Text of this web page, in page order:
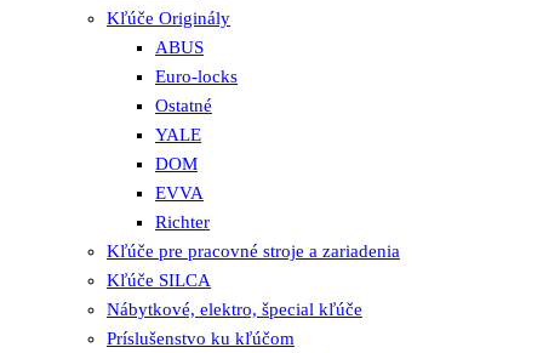
Kľúče Originály
ABUS
Euro-locks
Ostatné
YALE
DOM
EVVA
Richter
Kľúče pre pracovné stroje a zariadenia
Kľúče SILCA
Nábytkové, elektro, špecial kľúče
Príslušenstvo ku kľúčom